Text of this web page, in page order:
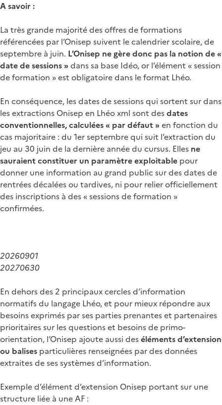
A savoir :
La très grande majorité des offres de formations
référencées par l’Onisep suivent le calendrier scolaire, de
septembre à juin. L’Onisep ne gère donc pas la notion de «
date de sessions »dans sa base Idéo, or l’élément « session
de formation » est obligatoire dans le format Lhéo.
En conséquence, les dates de sessions qui sortent sur dans
les extractions Onisep en Lhéo xml sont desdates
conventionnelles, calculées « par défaut »en fonction du
cas majoritaire : du 1er septembre qui suit l’extraction du
jeu au 30 juin de la dernière année du cursus. Elles ne
sauraient constituer un paramètre exploitable pour
donner une information au grand public sur des dates de
rentrées décalées ou tardives, ni pour relier officiellement
des inscriptions à des « sessions de formation »
confirmées.
20260901
20270630
En dehors des 2 principaux cercles d’information
normatifs du langage Lhéo, et pour mieux répondre aux
besoins exprimés par ses parties prenantes et partenaires
prioritaires sur les questions et besoins de primo-
orientation, l’Onisep ajoute aussi deséléments d’extension
ou balises particulières renseignées par des données
extraites de ses systèmes d’information.
Exemple d’élément d’extension Onisep portant sur une
structure liée à une AF :